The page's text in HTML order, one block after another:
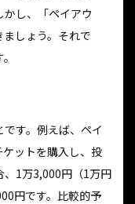
し、「ペイアウ
しょう。それで
です。例えば、ペイ
ットを購入し、投
、1万3,000円（1万円
円です。比較的予